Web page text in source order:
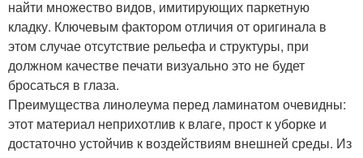
найти множество видов, имитирующих паркетную
кладку. Ключевым фактором отличия от оригинала в
этом случае отсутствие рельефа и структуры, при
должном качестве печати визуально это не будет
бросаться в глаза.
Преимущества линолеума перед ламинатом очевидны:
этот материал неприхотлив к влаге, прост к уборке и
достаточно устойчив к воздействиям внешней среды. Из